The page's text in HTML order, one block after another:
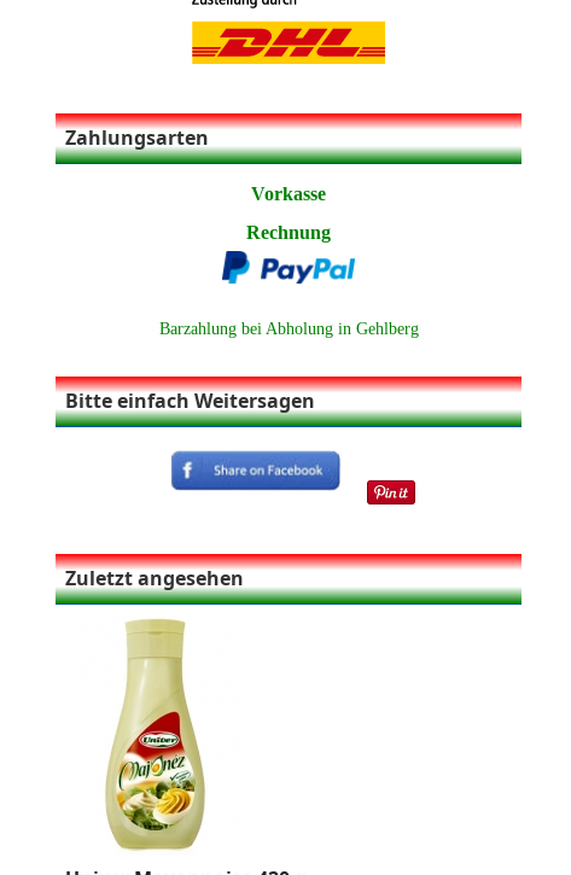
Zahlungsarten
Vorkasse
Rechnung
Barzahlung bei Abholung in Gehlberg
Bitte einfach Weitersagen
Zuletzt angesehen